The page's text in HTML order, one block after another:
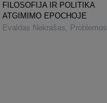
FILOSOFIJA IR POLITIKA
ATGIMIMO EPOCHOJE
Evaldas Nekrašas, Problemos